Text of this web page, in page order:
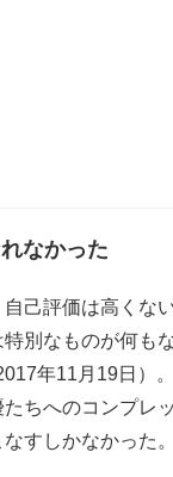
なかった
己評価は高くな
別なものが何も
年11月19日）
ちへのコンプレ
すしかなかった。